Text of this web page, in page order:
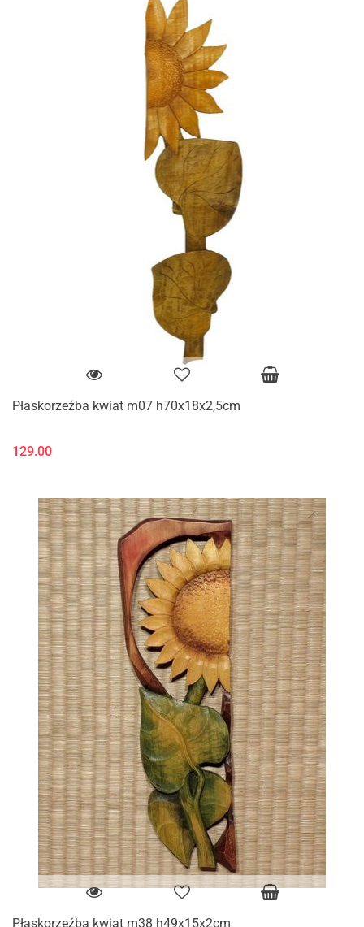
Płaskorzeźba kwiat m07 h70x18x2,5cm
129.00
Płaskorzeźba kwiat m38 h49x15x2cm